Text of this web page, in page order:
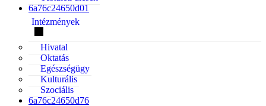
6a76c24650d01
Intézmények
Hivatal
Oktatás
Egészségügy
Kulturális
Szociális
6a76c24650d76